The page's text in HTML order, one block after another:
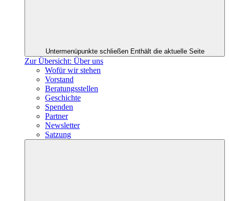
Untermenüpunkte schließen Enthält die aktuelle Seite
Zur Übersicht: Über uns
Wofür wir stehen
Vorstand
Beratungsstellen
Geschichte
Spenden
Partner
Newsletter
Satzung